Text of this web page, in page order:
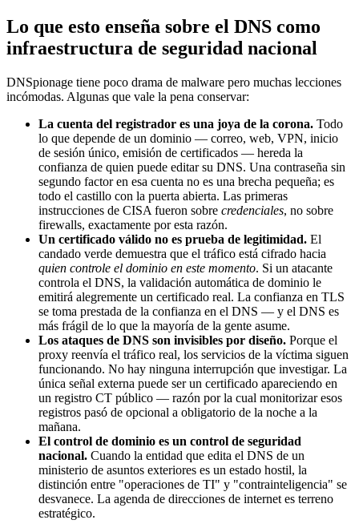
Lo que esto enseña sobre el DNS como
infraestructura de seguridad nacional
DNSpionage tiene poco drama de malware pero muchas lecciones
incómodas. Algunas que vale la pena conservar:
La cuenta del registrador es una joya de la corona. Todo
lo que depende de un dominio — correo, web, VPN, inicio
de sesión único, emisión de certificados — hereda la
confianza de quien puede editar su DNS. Una contraseña sin
segundo factor en esa cuenta no es una brecha pequeña; es
todo el castillo con la puerta abierta. Las primeras
instrucciones de CISA fueron sobre credenciales, no sobre
firewalls, exactamente por esta razón.
Un certificado válido no es prueba de legitimidad. El
candado verde demuestra que el tráfico está cifrado hacia
quien controle el dominio en este momento. Si un atacante
controla el DNS, la validación automática de dominio le
emitirá alegremente un certificado real. La confianza en TLS
se toma prestada de la confianza en el DNS — y el DNS es
más frágil de lo que la mayoría de la gente asume.
Los ataques de DNS son invisibles por diseño. Porque el
proxy reenvía el tráfico real, los servicios de la víctima siguen
funcionando. No hay ninguna interrupción que investigar. La
única señal externa puede ser un certificado apareciendo en
un registro CT público — razón por la cual monitorizar esos
registros pasó de opcional a obligatorio de la noche a la
mañana.
El control de dominio es un control de seguridad
nacional. Cuando la entidad que edita el DNS de un
ministerio de asuntos exteriores es un estado hostil, la
distinción entre "operaciones de TI" y "contrainteligencia" se
desvanece. La agenda de direcciones de internet es terreno
estratégico.